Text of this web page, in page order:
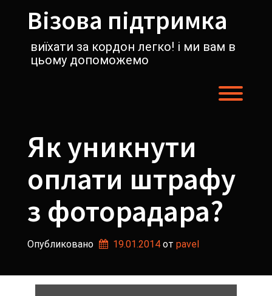
содержимомуВізова підтримка
виїхати за кордон легко! і ми вам в
цьому допоможемо
Як уникнути
оплати штрафу
з фоторадара?
Опубликовано 19.01.2014 от pavel